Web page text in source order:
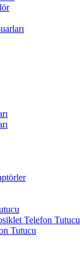
Telefon Tutucu
Tutucu